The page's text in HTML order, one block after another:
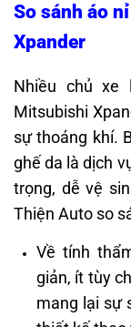
So sánh áo
Xpander
Nhiều chủ xe
Mitsubishi
sự thoáng khí.
ghế da là dịch
trọng, dễ vệ
Thiện Auto so
Về tính
giản, ít tùy
mang lại sự